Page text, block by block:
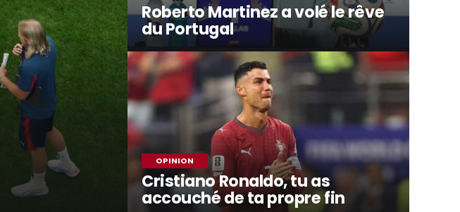
Roberto Martinez a volé le rêve
du Portugal
OPINION
Cristiano Ronaldo, tu as
accouché de ta propre fin